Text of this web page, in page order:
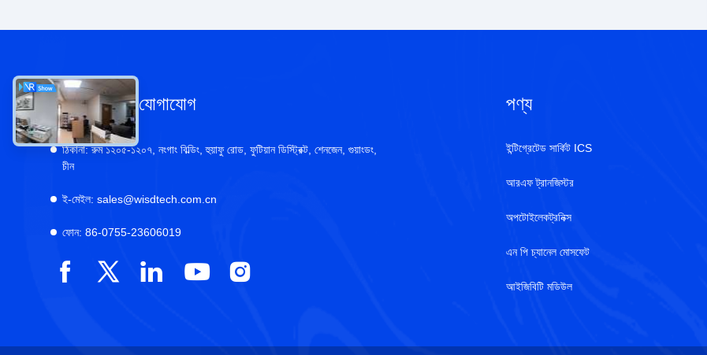
আমাদের সাথে যোগাযোগ
ঠিকানা:রুম ১২০৫-১২০৭, নংগাং বিল্ডিং, হুয়াফু রোড, ফুটিয়ান ডিস্ট্রিক্ট, শেনজেন, গুয়াংডং,
চীন
ই-মেইল: sales@wisdtech.com.cn
ফোন: 86-0755-23606019
পণ্য
ইন্টিগ্রেটেড সার্কিট ICS
আরএফ ট্রানজিস্টর
অপটোইলেকট্রনিক্স
এন পি চ্যানেল মোসফেট
আইজিবিটি মডিউল